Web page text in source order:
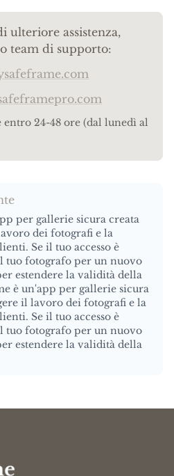
ulteriore assistenza,
team di supporto:
24-48 ore (dal lunedì al
per gallerie sicura creata
dei fotografi e la
Se il tuo accesso è
tuo fotografo per un nuovo
estendere la validità della
è un'app per gallerie sicura
il lavoro dei fotografi e la
Se il tuo accesso è
tuo fotografo per un nuovo
estendere la validità della